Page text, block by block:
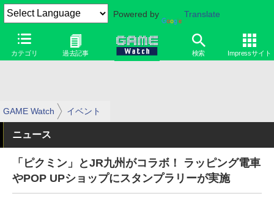
Powered by Translate
カテゴリ 過去記事 検索 Impressサイト
GAME Watch イベント
ニュース
「ピクミン」とJR九州がコラボ！ ラッピング電車
やPOP UPショップにスタンプラリーが実施